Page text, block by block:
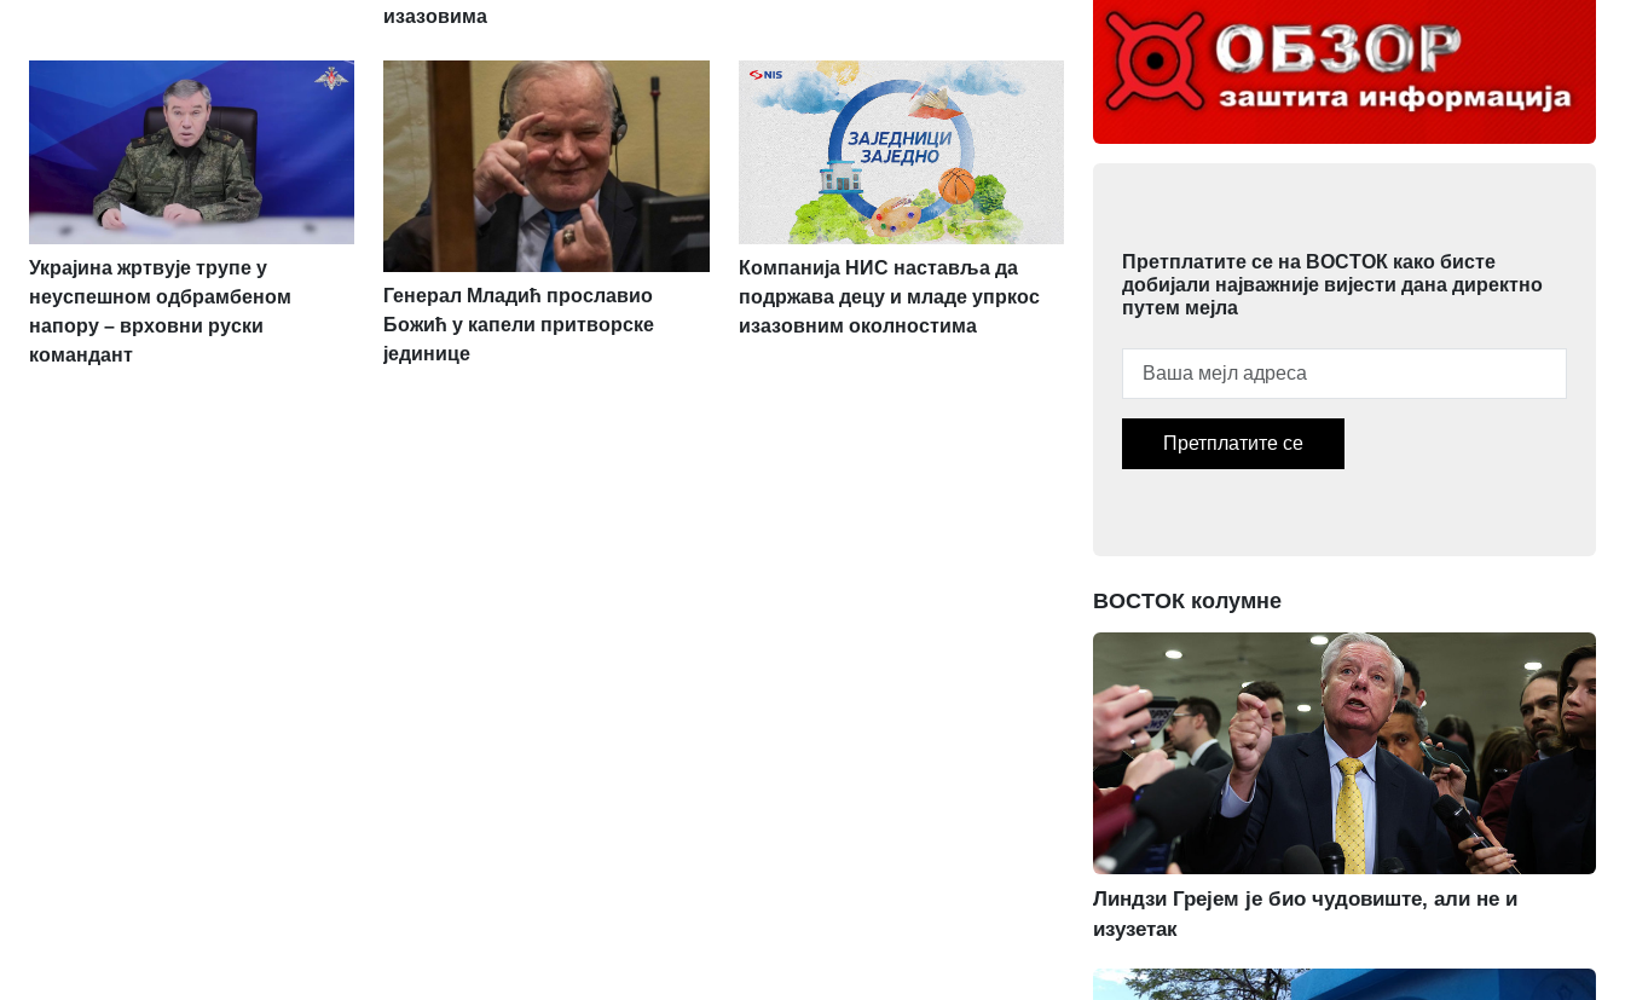
изазовима
Украјина жртвује трупе у
неуспешном одбрамбеном
напору – врховни руски
командант
Генерал Младић прославио
Божић у капели притворске
јединице
Компанија НИС наставља да
подржава децу и младе упркос
изазовним околностима
Претплатите се на ВОСТОК како бисте
добијали најважније вијести дана директно
путем мејла
Претплатите се
ВОСТОК колумне
Линдзи Грејем је био чудовиште, али не и
изузетак